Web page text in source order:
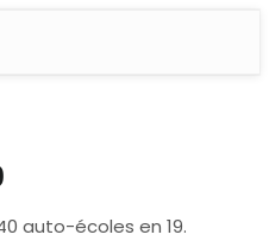
auto-écoles en 19.